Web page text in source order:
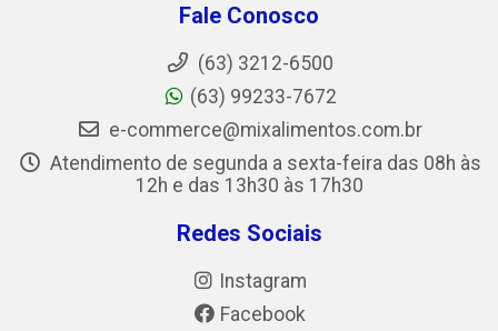
Fale Conosco
(63) 3212-6500
(63) 99233-7672
e-commerce@mixalimentos.com.br
Atendimento de segunda a sexta-feira das 08h às
12h e das 13h30 às 17h30
Redes Sociais
Instagram
Facebook